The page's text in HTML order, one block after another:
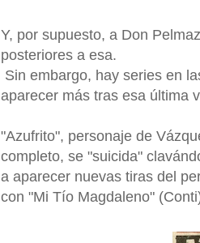
Y, por supuesto, a Don
posteriores a esa.
Sin embargo, hay series en
aparecer más tras esa última
"Azufrito", personaje de
completo, se "suicida"
a aparecer nuevas tiras del
con "Mi Tío Magdaleno"